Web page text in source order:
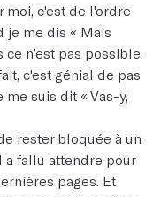
moi, c'est de l'ordre
je me dis « Mais
n’est pas possible.
c'est génial de pas
suis dit « Vas-y,
rester bloquée à un
a fallu attendre pour
pages. Et